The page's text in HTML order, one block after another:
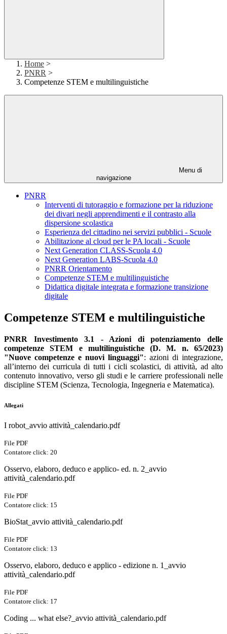
Home >
PNRR >
Competenze STEM e multilinguistiche
Menu di
navigazione
PNRR
Interventi di tutoraggio e formazione per la riduzione
dei divari negli apprendimenti e il contrasto alla
dispersione scolastica
Esperienza del cittadino nei servizi pubblici - Scuole
Abilitazione al cloud per le PA locali - Scuole
Next Generation CLASS-Scuola 4.0
Next Generation LABS-Scuola 4.0
PNRR Orientamento
Competenze STEM e multilinguistiche
Didattica digitale integrata e formazione transizione
digitale
Competenze STEM e multilinguistiche
PNRR Investimento 3.1 - Azioni di potenziamento delle
competenze STEM e multilinguistiche (D. M. n. 65/2023)
"Nuove competenze e nuovi linguaggi": azioni di integrazione,
all’interno dei curricula di tutti i cicli scolastici, di attività, ad alto
contenuto innovativo, verso gli studi e le carriere professionali nelle
discipline STEM (Scienza, Tecnologia, Ingegneria e Matematica).
Allegati
I robot_avvio attività_calendario.pdf
File PDF
Contatore click: 20
Osservo, elaboro, deduco e applico- ed. n. 2_avvio
attività_calendario.pdf
File PDF
Contatore click: 15
BioStat_avvio attività_calendario.pdf
File PDF
Contatore click: 13
Osservo, elaboro, deduco e applico - edizione n. 1_avvio
attività_calendario.pdf
File PDF
Contatore click: 17
Coding ... what else?_avvio attività_calendario.pdf